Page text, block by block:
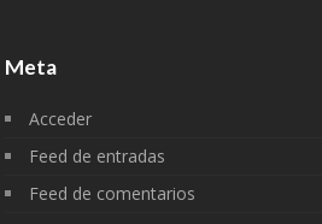
Meta
Acceder
Feed de entradas
Feed de comentarios